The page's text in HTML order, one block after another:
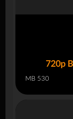
720p
530 MB